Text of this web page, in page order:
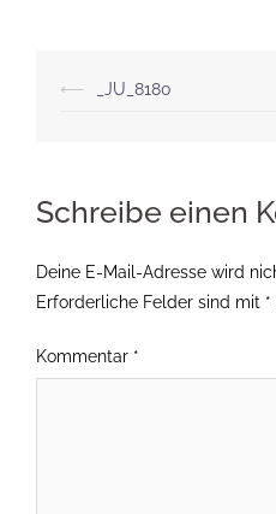
⟵ _JU_8180
Schreibe einen
Deine E-Mail-Adresse wird
Erforderliche Felder sind mit *
Kommentar *